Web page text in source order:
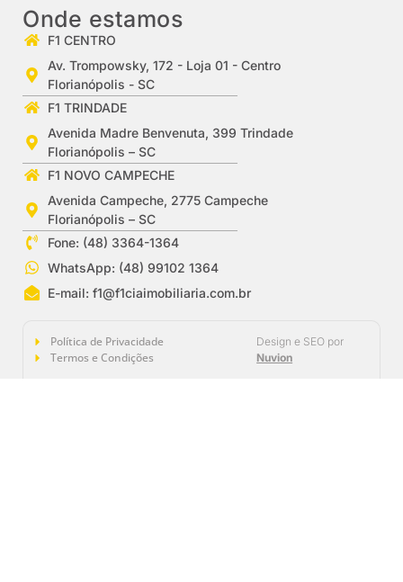
Onde estamos
F1 CENTRO
Av. Trompowsky, 172 - Loja 01 - Centro
Florianópolis - SC
F1 TRINDADE
Avenida Madre Benvenuta, 399 Trindade
Florianópolis – SC
F1 NOVO CAMPECHE
Avenida Campeche, 2775 Campeche
Florianópolis – SC
Fone: (48) 3364-1364
WhatsApp: (48) 99102 1364
E-mail:f1@f1ciaimobiliaria.com.br
Política de Privacidade
Termos e Condições
Design e SEO por
Nuvion